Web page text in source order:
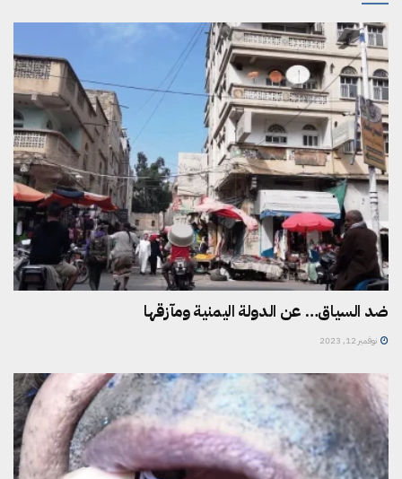
ضد السياق… عن الدولة اليمنية ومآزقها
نوفمبر 12, 2023